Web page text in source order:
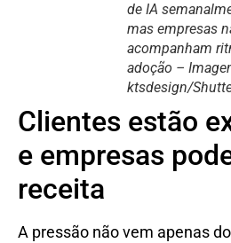
de IA
mas empresas
acompanham
adoção –
ktsdesign/
Clientes estão
e empresas
receita
A pressão não vem apenas